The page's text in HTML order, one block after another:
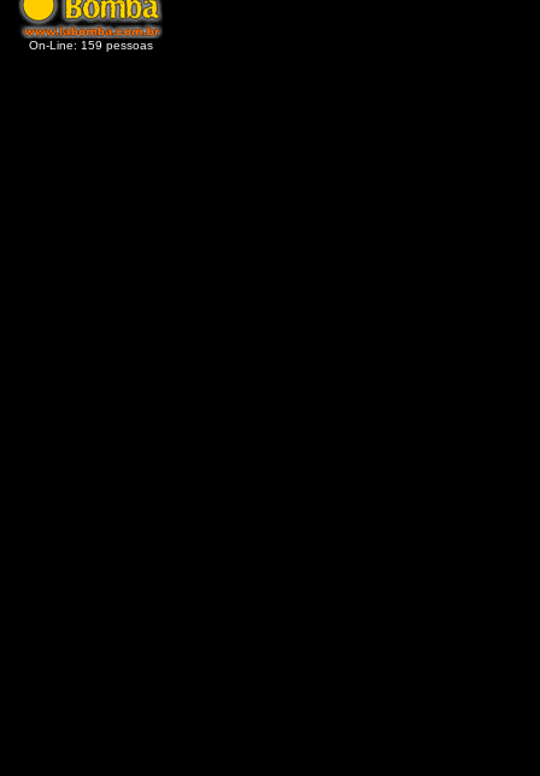
On-Line: 159 pessoas